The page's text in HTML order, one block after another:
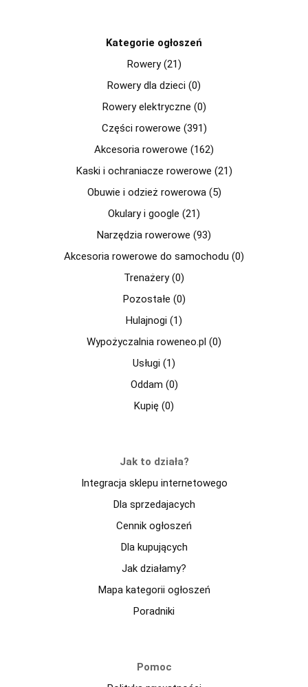
Kategorie ogłoszeń
Rowery (21)
Rowery dla dzieci (0)
Rowery elektryczne (0)
Części rowerowe (391)
Akcesoria rowerowe (162)
Kaski i ochraniacze rowerowe (21)
Obuwie i odzież rowerowa (5)
Okulary i google (21)
Narzędzia rowerowe (93)
Akcesoria rowerowe do samochodu (0)
Trenażery (0)
Pozostałe (0)
Hulajnogi (1)
Wypożyczalnia roweneo.pl (0)
Usługi (1)
Oddam (0)
Kupię (0)
Jak to działa?
Integracja sklepu internetowego
Dla sprzedajacych
Cennik ogłoszeń
Dla kupujących
Jak działamy?
Mapa kategorii ogłoszeń
Poradniki
Pomoc